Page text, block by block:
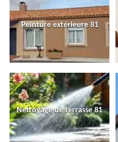
Peinture extérieure 81
Nettoyage de terrasse 81